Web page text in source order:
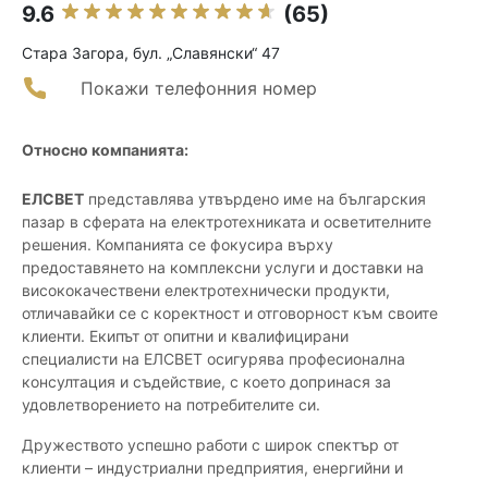
9.6 (65)
Стара Загора, бул. „Славянски“ 47
Покажи телефонния номер
Относно компанията:
ЕЛСВЕТ представлява утвърдено име на българския
пазар в сферата на електротехниката и осветителните
решения. Компанията се фокусира върху
предоставянето на комплексни услуги и доставки на
висококачествени електротехнически продукти,
отличавайки се с коректност и отговорност към своите
клиенти. Екипът от опитни и квалифицирани
специалисти на ЕЛСВЕТ осигурява професионална
консултация и съдействие, с което допринася за
удовлетворението на потребителите си.
Дружеството успешно работи с широк спектър от
клиенти – индустриални предприятия, енергийни и